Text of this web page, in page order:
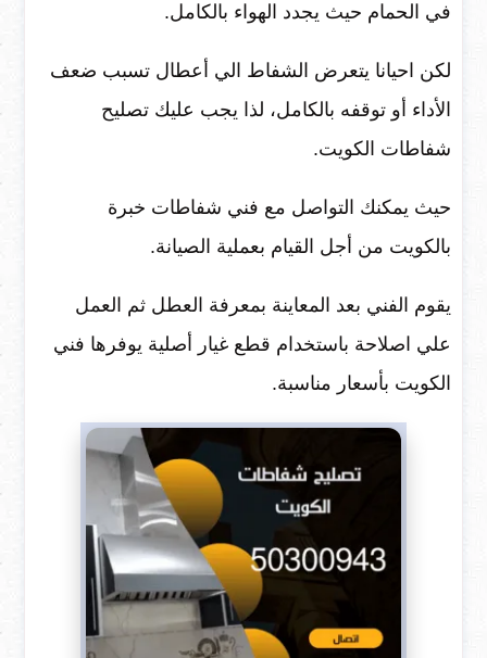
في الحمام حيث يجدد الهواء بالكامل.
لكن احيانا يتعرض الشفاط الي أعطال تسبب ضعف
الأداء أو توقفه بالكامل، لذا يجب عليك تصليح
شفاطات الكويت.
حيث يمكنك التواصل مع فني شفاطات خبرة
بالكويت من أجل القيام بعملية الصيانة.
يقوم الفني بعد المعاينة بمعرفة العطل ثم العمل
علي اصلاحة باستخدام قطع غيار أصلية يوفرها فني
الكويت بأسعار مناسبة.